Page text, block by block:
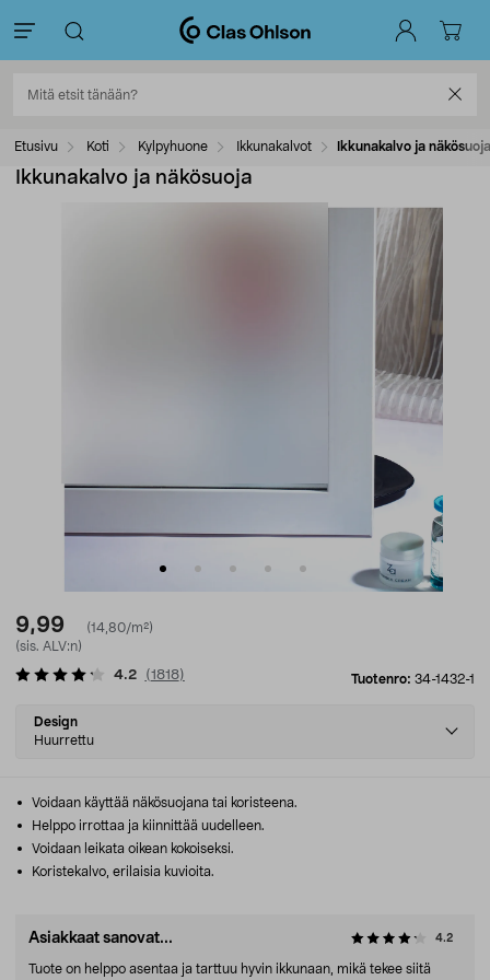
Etusivu Koti Kylpyhuone Ikkunakalvot Ikkunakalvo ja näkösuoja
Ikkunakalvo ja näkösuoja
9,99
(14,80/m²)
(sis. ALV:n)
Tuotenro: 34-1432-1
4.2 (1818)
Select
variant
Design
Huurrettu
Voidaan käyttää näkösuojana tai koristeena.
Helppo irrottaa ja kiinnittää uudelleen.
Voidaan leikata oikean kokoiseksi.
Koristekalvo, erilaisia kuvioita.
Asiakkaat sanovat... 4.2
Tuote on helppo asentaa ja tarttuu hyvin ikkunaan, mikä tekee siitä